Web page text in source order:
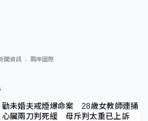
聞資訊 兩岸國際
勸未婚夫戒煙爆命案 28歲女教師連捅
心臟兩刀判死緩 母斥判太重已上訴